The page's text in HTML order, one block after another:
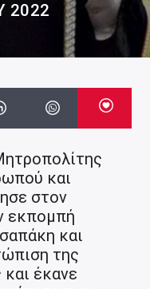
2022
και
στον
εκπομπή
και
της
έκανε